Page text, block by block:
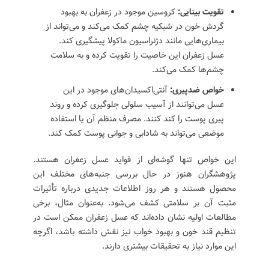
تقویت بینایی: کروسین موجود در زعفران به بهبود
گردش خون در شبکیه چشم کمک می‌کند و می‌تواند از
بیماری‌هایی مانند دژنراسیون ماکولا پیشگیری کند.
عسل زعفران این خاصیت را تقویت کرده و به سلامت
چشم‌ها کمک می‌کند.
خواص ضدپیری: آنتی‌اکسیدان‌های موجود در این
عسل می‌توانند از آسیب سلولی جلوگیری کرده و روند
پیری پوست را کند کنند. مصرف منظم آن یا استفاده
موضعی می‌تواند به شادابی و جوانی پوست کمک کند.
این خواص تنها گوشه‌ای از فواید عسل زعفران هستند.
پژوهشگران هنوز در حال بررسی جنبه‌های مختلف این
محصول هستند و هر روز اطلاعات جدیدی درباره تأثیرات
مثبت آن بر سلامتی کشف می‌شود. به‌عنوان مثال، برخی
مطالعات اولیه نشان داده‌اند که عسل زعفران ممکن است در
تنظیم قند خون و بهبود خواب نیز نقش داشته باشد، اگرچه
این موارد نیاز به تحقیقات بیشتری دارند.